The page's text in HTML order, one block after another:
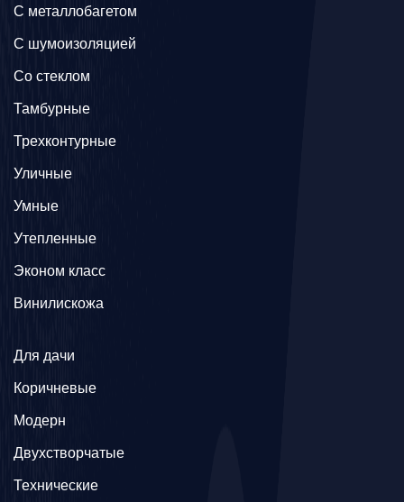
C металлобагетом
С шумоизоляцией
Со стеклом
Тамбурные
Трехконтурные
Уличные
Умные
Утепленные
Эконом класс
Винилискожа
Для дачи
Коричневые
Модерн
Двухстворчатые
Технические